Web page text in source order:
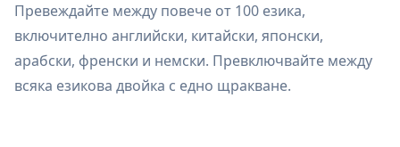
Превеждайте между повече от 100 езика,
включително английски, китайски, японски,
арабски, френски и немски. Превключвайте между
всяка езикова двойка с едно щракване.